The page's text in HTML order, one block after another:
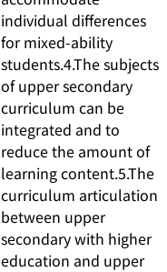
individual differences
for mixed-ability
students.4.The subjects
of upper secondary
curriculum can be
integrated and to
reduce the amount of
learning content.5.The
curriculum articulation
between upper
secondary with higher
education and upper